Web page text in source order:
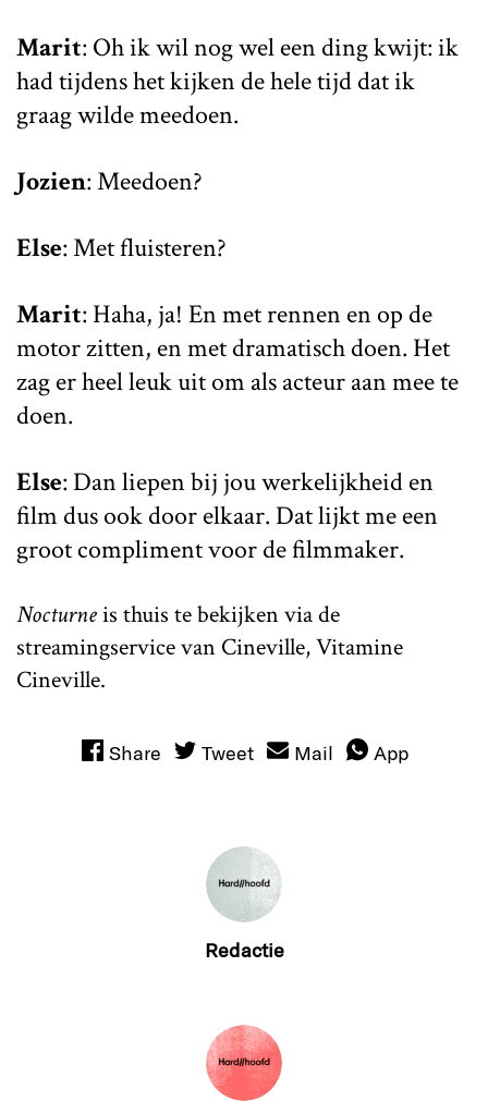
Marit: Oh ik wil nog wel een ding kwijt: ik
had tijdens het kijken de hele tijd dat ik
graag wilde meedoen.
Jozien: Meedoen?
Else: Met fluisteren?
Marit: Haha, ja! En met rennen en op de
motor zitten, en met dramatisch doen. Het
zag er heel leuk uit om als acteur aan mee te
doen.
Else: Dan liepen bij jou werkelijkheid en
film dus ook door elkaar. Dat lijkt me een
groot compliment voor de filmmaker.
Nocturneis thuis te bekijken via de
streamingservice van Cineville, Vitamine
Cineville.
Share Tweet Mail App
Redactie